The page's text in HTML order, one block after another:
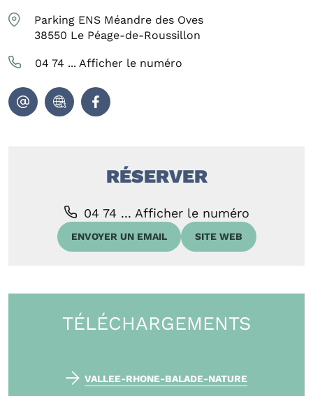
Parking ENS Méandre des Oves
38550 Le Péage-de-Roussillon
04 74 ... Afficher le numéro
RÉSERVER
04 74 ... Afficher le numéro
ENVOYER UN EMAIL SITE WEB
TÉLÉCHARGEMENTS
VALLEE-RHONE-BALADE-NATURE